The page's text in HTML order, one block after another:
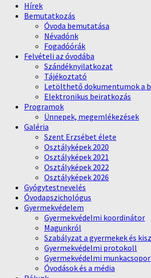
Hírek
Bemutatkozás
Óvoda bemutatása
Névadónk
Fogadóórák
Felvételi az óvodába
Szándéknyilatkozat
Tájékoztató
Letölthető dokumentumok a
Elektronikus beiratkozás
Programok
Ünnepek, megemlékezések
Galéria
Szent Erzsébet élete
Osztályképek 2020
Osztályképek 2021
Osztályképek 2022
Osztályképek 2026
Gyógytestnevelés
Óvodapszichológus
Gyermekvédelem
Gyermekvédelmi koordinátor
Magunkról
Szabályzat a gyermekek és
Gyermekvédelmi protokoll
Gyermekvédelmi
Óvodások és a média